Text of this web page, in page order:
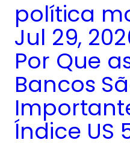
política
Jul 29,
Por Que
Bancos
Índice US